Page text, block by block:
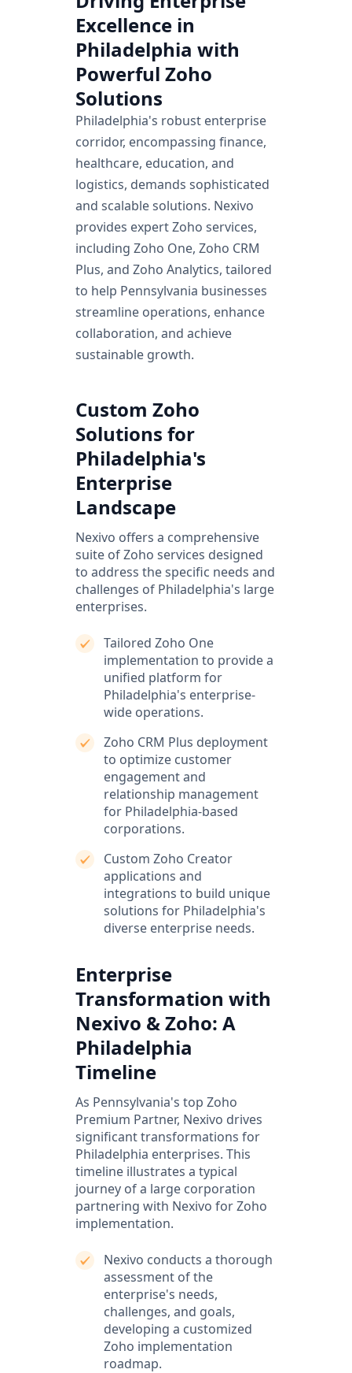
We develop extensions that make it easy to perform
repeated operations by automating the processes.
Know more
Excellence in
Philadelphia with
Powerful Zoho
Solutions
Philadelphia's robust enterprise
corridor, encompassing finance,
healthcare, education, and
logistics, demands sophisticated
and scalable solutions. Nexivo
provides expert Zoho services,
including Zoho One, Zoho CRM
Plus, and Zoho Analytics, tailored
to help Pennsylvania businesses
streamline operations, enhance
collaboration, and achieve
sustainable growth.
Custom Zoho
Solutions for
Philadelphia's
Enterprise
Landscape
Nexivo offers a comprehensive
suite of Zoho services designed
to address the specific needs and
challenges of Philadelphia's large
enterprises.
Tailored Zoho One
implementation to provide a
unified platform for
Philadelphia's enterprise-
wide operations.
Zoho CRM Plus deployment
to optimize customer
engagement and
relationship management
for Philadelphia-based
corporations.
Custom Zoho Creator
applications and
integrations to build unique
solutions for Philadelphia's
diverse enterprise needs.
Enterprise
Transformation with
Nexivo & Zoho: A
Philadelphia
Timeline
As Pennsylvania's top Zoho
Premium Partner, Nexivo drives
significant transformations for
Philadelphia enterprises. This
timeline illustrates a typical
journey of a large corporation
partnering with Nexivo for Zoho
implementation.
Nexivo conducts a thorough
assessment of the
enterprise's needs,
challenges, and goals,
developing a customized
Zoho implementation
roadmap.